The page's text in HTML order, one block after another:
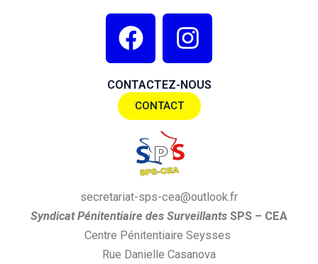
F
a
c
e
b
o
o
k
I
n
s
t
a
a
m
CONTACTEZ-NOUS
CONTACT
secretariat-sps-cea@outlook.fr
SyndicatPénitentiaire des Surveillants SPS – CEA
Centre Pénitentiaire Seysses
Rue Danielle Casanova